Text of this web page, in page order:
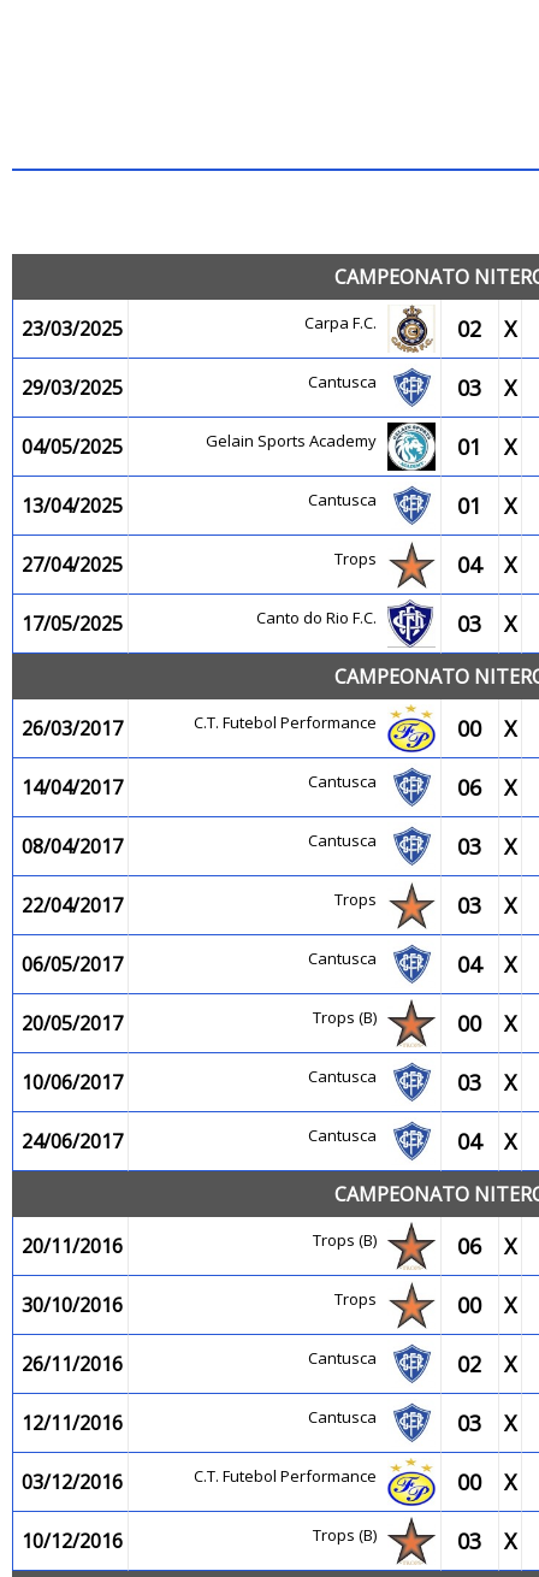
CAMPEONATO
23/03/2025
Carpa F.C. 02 X
29/03/2025 Cantusca 03 X
04/05/2025 Gelain Sports Academy 01 X
13/04/2025 Cantusca 01 X
27/04/2025 Trops 04 X
17/05/2025 Canto do Rio F.C. 03 X
CAMPEONATO
26/03/2017
C.T. Futebol Performance 00 X
14/04/2017 Cantusca 06 X
08/04/2017 Cantusca 03 X
22/04/2017 Trops 03 X
06/05/2017 Cantusca 04 X
20/05/2017 Trops (B) 00 X
10/06/2017 Cantusca 03 X
24/06/2017 Cantusca 04 X
CAMPEONATO
20/11/2016
Trops (B) 06 X
30/10/2016 Trops 00 X
26/11/2016 Cantusca 02 X
12/11/2016 Cantusca 03 X
03/12/2016 C.T. Futebol Performance 00 X
10/12/2016 Trops (B) 03 X